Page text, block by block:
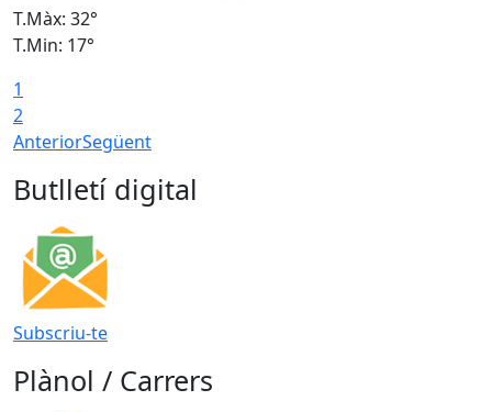
T.Màx: 32°
T.Min: 17°
1
2
AnteriorSegüent
Butlletí digital
Subscriu-te
Plànol / Carrers